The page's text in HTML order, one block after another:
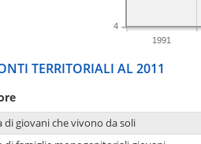
1991
4
TERRITORIALI AL 2011
di giovani che vivono da soli